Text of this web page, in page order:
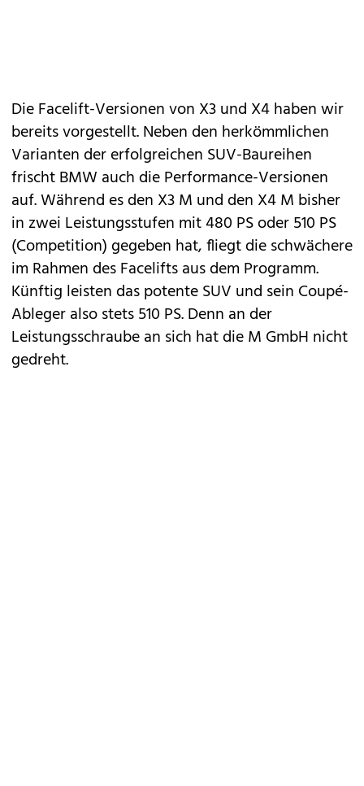
DieFacelift-Versionen von X3 und X4haben wir
bereits vorgestellt. Neben den herkömmlichen
Varianten der erfolgreichen SUV-Baureihen
frischtBMW auch die Performance-Versionen
auf. Während es den X3 M und den X4 M bisher
in zwei Leistungsstufen mit 480 PS oder 510 PS
(Competition) gegeben hat, fliegt die schwächere
im Rahmen des Facelifts aus dem Programm.
Künftig leisten das potente SUV und sein Coupé-
Ableger also stets 510 PS. Denn an der
Leistungsschraube an sich hat die M GmbH nicht
gedreht.